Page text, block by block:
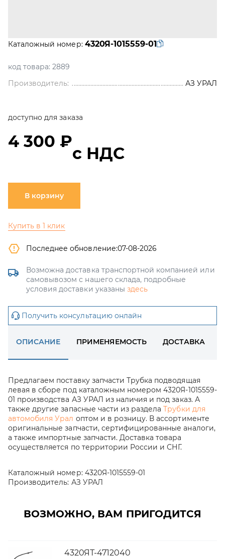
Каталожный номер: 4320Я-1015559-01
код товара: 2889
Производитель:
АЗ УРАЛ
доступно для заказа
4 300 ₽
с НДС
В корзину
Купить в 1 клик
Последнее обновление:07-08-2026
Возможна доставка транспортной компанией или
самовывозом с нашего склада, подробные
условия доставки указаны здесь
Получить консультацию онлайн
ОПИСАНИЕ ПРИМЕНЯЕМОСТЬ ДОСТАВКА
Предлагаем поставку запчасти Трубка подводящая
левая в сборе под каталожным номером 4320Я-1015559-
01 производства АЗ УРАЛ из наличия и под заказ. А
также другие запасные части из разделаТрубки для
автомобиля Урал оптом и в розницу. В ассортименте
оригинальные запчасти, сертифицированные аналоги,
а также импортные запчасти. Доставка товара
осуществляется по территории России и СНГ.
Каталожный номер: 4320Я-1015559-01
Производитель: АЗ УРАЛ
ВОЗМОЖНО, ВАМ ПРИГОДИТСЯ
4320ЯТ-4712040